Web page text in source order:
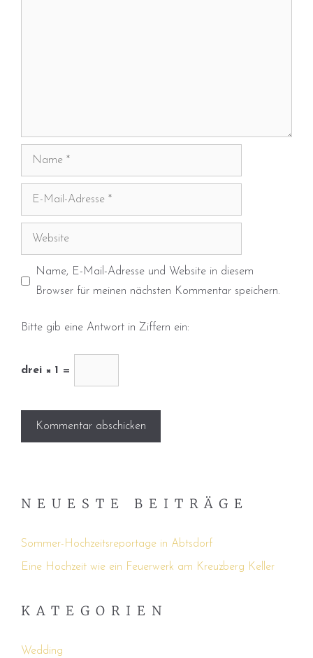
Name
Adresse
Website
Name, E-Mail-Adresse und Website in diesem
Browser für meinen nächsten Kommentar speichern.
Bitte gib eine Antwort in Ziffern ein:
drei × 1 =
NEUESTE BEITRÄGE
Sommer-Hochzeitsreportage in Abtsdorf
Eine Hochzeit wie ein Feuerwerk am Kreuzberg Keller
KATEGORIEN
Wedding